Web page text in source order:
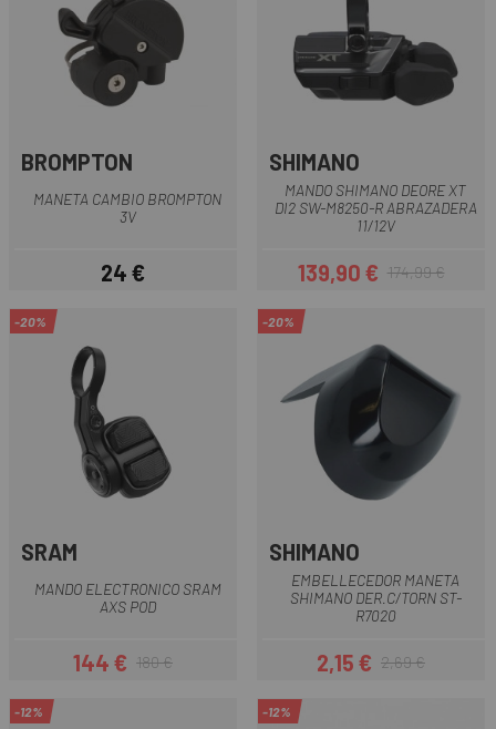
BROMPTON
MANETA CAMBIO BROMPTON
3V
Precio
24 €
SHIMANO
MANDO SHIMANO DEORE XT
DI2 SW-M8250-R ABRAZADERA
11/12V
Precio
139,90 €Precio regular
174,99 €
-20%
SRAM
MANDO ELECTRONICO SRAM
AXS POD
Precio
144 €Precio regular
180 €
-20%
SHIMANO
EMBELLECEDOR MANETA
SHIMANO DER.C/TORN ST-
R7020
Precio
2,15 €Precio regular
2,69 €
-12% -12%